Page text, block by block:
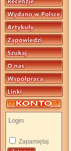
Zapamiętaj